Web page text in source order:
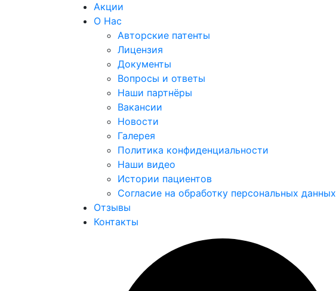
Акции
О Нас
Авторские патенты
Лицензия
Документы
Вопросы и ответы
Наши партнёры
Вакансии
Новости
Галерея
Политика конфиденциальности
Наши видео
Истории пациентов
Согласие на обработку персональных данных
Отзывы
Контакты